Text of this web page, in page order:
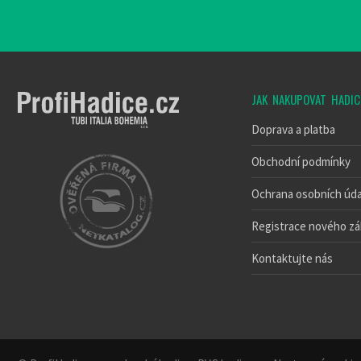
JAK NAKUPOVAT
Doprava a platba
Obchodní podmínky
Ochrana osobních
Registrace nového
Kontaktujte nás